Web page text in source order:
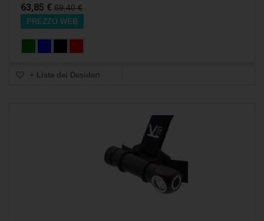
63,85 € 69,40 €
PREZZO WEB
+ Lista dei Desideri